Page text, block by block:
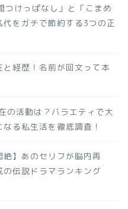
つけっぱなし」と「こまめ
をガチで節約する3つの正
と経歴！名前が回文って本
の活動は？バラエティで大
る私生活を徹底調査！
絶】あのセリフが脳内再
伝説ドラマランキング